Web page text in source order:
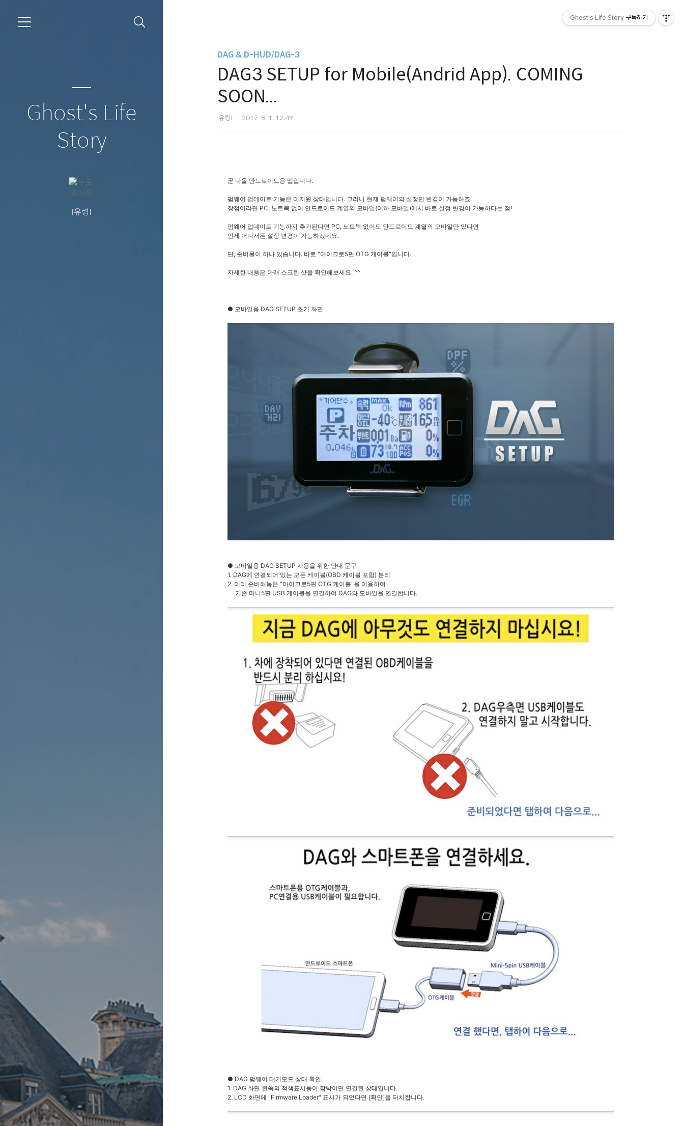
Ghost's Life
Story
I유령I
DAG & D-HUD/DAG-3
DAG3 SETUP for Mobile(Andrid App). COMING
SOON...
I유령I 2017. 8. 1. 12:49
곧 나올 안드로이드용 앱입니다.
펌웨어 업데이트 기능은 미지원 상태입니다. 그러니 현재 펌웨어의 설정만 변경이 가능하죠.
장점이라면 PC, 노트북 없이 안드로이드 계열의 모바일(이하 모바일)에서 바로 설정 변경이 가능하다는 점!
펌웨어 업데이트 기능까지 추가된다면 PC, 노트북 없이도 안드로이드 계열의 모바일만 있다면
언제 어디서든 설정 변경이 가능하겠네요.
단, 준비물이 하나 있습니다. 바로 "마이크로5핀 OTG 케이블"입니다.
자세한 내용은 아래 스크린 샷을 확인해보세요. ^^
● 모바일용 DAG SETUP 초기 화면
● 모바일용 DAG SETUP 사용을 위한 안내 문구
1. DAG에 연결되어 있는 모든 케이블(OBD 케이블 포함) 분리
2. 미리 준비해놓은 "마이크로5핀 OTG 케이블"을 이용하여
기존 미니5핀 USB 케이블을 연결하여 DAG와 모바일을 연결합니다.
● DAG 펌웨어 대기모드 상태 확인
1. DAG 화면 왼쪽의 적색표시등이 깜박이면 연결된 상태입니다.
2. LCD 화면에 "Firmware Loader" 표시가 되었다면 [확인]을 터치합니다.
Ghost's Life Story 구독하기